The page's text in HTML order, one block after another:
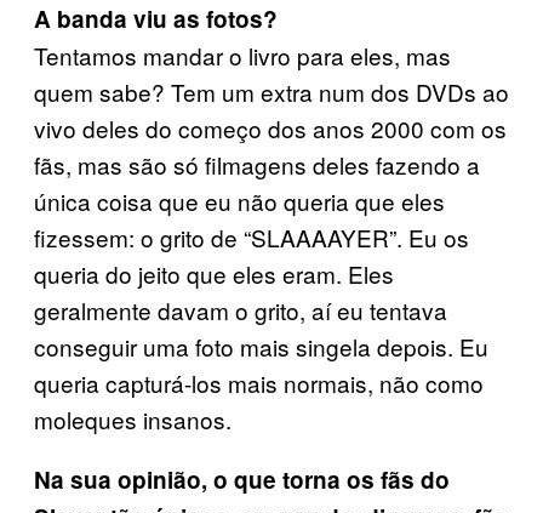
A banda viu as fotos?
Tentamos mandar o livro para eles, mas
quem sabe? Tem um extra num dos DVDs ao
vivo deles do começo dos anos 2000 com os
fãs, mas são só filmagens deles fazendo a
única coisa que eu não queria que eles
fizessem: o grito de “SLAAAAYER”. Eu os
queria do jeito que eles eram. Eles
geralmente davam o grito, aí eu tentava
conseguir uma foto mais singela depois. Eu
queria capturá-los mais normais, não como
moleques insanos.
Na sua opinião, o que torna os fãs do